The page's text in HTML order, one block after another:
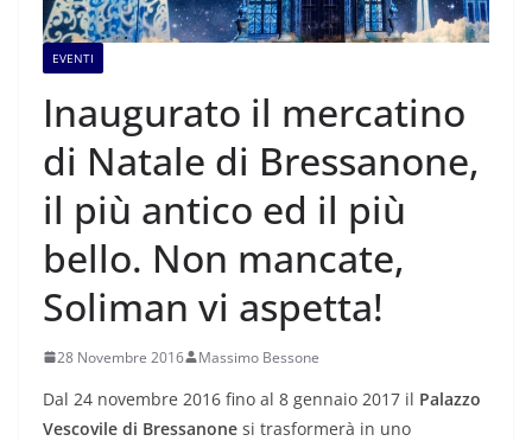
EVENTI
Inaugurato il mercatino
di Natale di Bressanone,
il più antico ed il più
bello. Non mancate,
Soliman vi aspetta!
28 Novembre 2016 Massimo Bessone
Dal 24 novembre 2016 fino al 8 gennaio 2017 il Palazzo
Vescovile di Bressanone si trasformerà in uno